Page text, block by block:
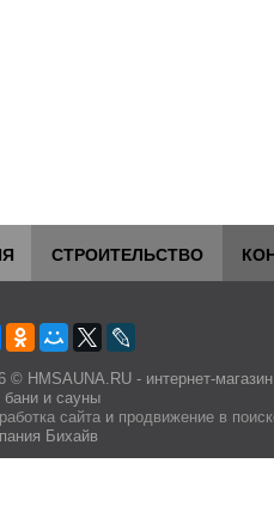
СТРОИТЕЛЬСТВО
© HMSAUNA.RU - интернет-
бани и сауны
сайта и продвижение в
Бихайв